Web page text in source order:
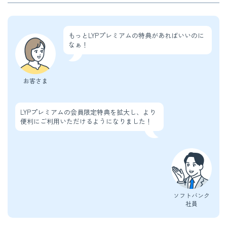
お客さま
もっとLYPプレミアムの特典があればいいのに
なぁ！
LYPプレミアムの会員限定特典を拡大し、より
便利にご利用いただけるようになりました！
ソフトバンク
社員